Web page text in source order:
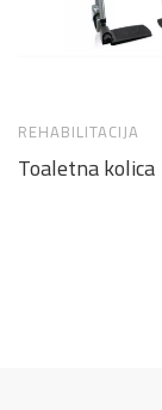
REHABILITACIJA
Toaletna kolica